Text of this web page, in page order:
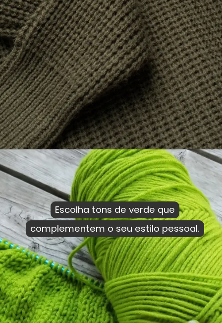
Escolha tons de verde que
complementem o seu estilo pessoal.
Escolha tons de verde que
complementem o seu estilo pessoal.